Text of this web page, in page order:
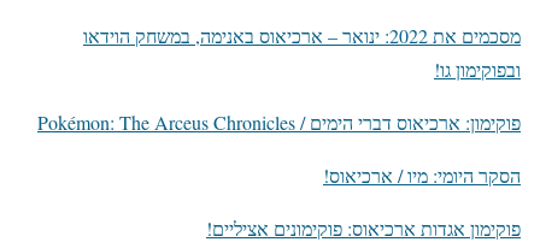
מסכמים את 2022: ינואר – ארכיאוס באנימה, במשחק הוידאו
ובפוקימון גו!
פוקימון: ארכיאוס דברי הימים / Pokémon: The Arceus Chronicles
הסקר היומי: מיו / ארכיאוס!
פוקימון אגדות ארכיאוס: פוקימונים אציליים!